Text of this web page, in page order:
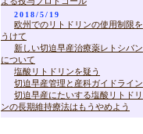
2018/5/19
欧州でのリトドリンの使用制限を
うけて
新しい切迫早産治療薬レトシバン
について
塩酸リトドリンを疑う
切迫早産管理と産科ガイドライン
切迫早産にたいする塩酸リトドリ
ンの長期維持療法はもうやめよう